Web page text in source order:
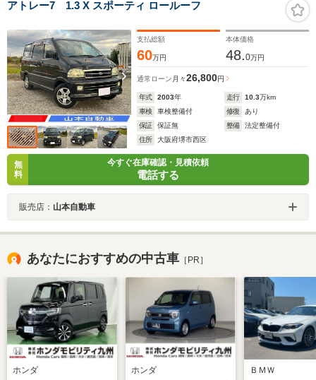
アトレー7 1.3 X スポーティ ロールーフ
支払総額
60万円
本体価格
48.0万円
通常ローン 月々26,800円
年式 2003年 走行 10.3万km
車検
車検整備付 修復
あり
保証
保証無 整備
法定整備付
住所
大阪府堺市西区
無
料
今すぐ在庫確認・見積依頼
電話する
販売店： 山本自動車
あなたにおすすめの中古車 ［PR］
ホンダ ホンダ ＢＭＷ